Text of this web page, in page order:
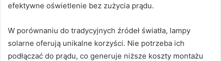
efektywne oświetlenie bez zużycia prądu.
W porównaniu do tradycyjnych źródeł światła, lampy
solarne oferują unikalne korzyści. Nie potrzeba ich
podłączać do prądu, co generuje niższe koszty montażu